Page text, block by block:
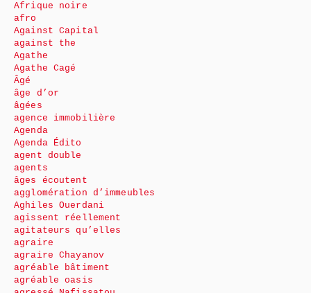
Afrique noire
afro
Against Capital
against the
Agathe
Agathe Cagé
Âgé
âge d’or
âgées
agence immobilière
Agenda
Agenda Édito
agent double
agents
âges écoutent
agglomération d’immeubles
Aghiles Ouerdani
agissent réellement
agitateurs qu’elles
agraire
agraire Chayanov
agréable bâtiment
agréable oasis